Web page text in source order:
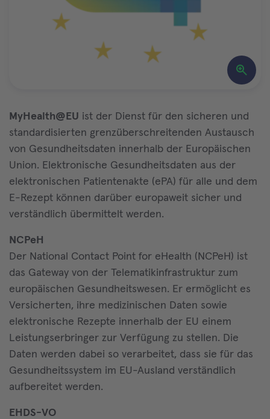
MyHealth@EU ist der Dienst für den sicheren und
standardisierten grenzüberschreitenden Austausch
von Gesundheitsdaten innerhalb der Europäischen
Union. Elektronische Gesundheitsdaten aus der
elektronischen Patientenakte (ePA) für alle und dem
E-Rezept können darüber europaweit sicher und
verständlich übermittelt werden.
NCPeH
Der National Contact Point for eHealth (NCPeH) ist
das Gateway von der Telematikinfrastruktur zum
europäischen Gesundheitswesen. Er ermöglicht es
Versicherten, ihre medizinischen Daten sowie
elektronische Rezepte innerhalb der EU einem
Leistungserbringer zur Verfügung zu stellen. Die
Daten werden dabei so verarbeitet, dass sie für das
Gesundheitssystem im EU-Ausland verständlich
aufbereitet werden.
EHDS-VO